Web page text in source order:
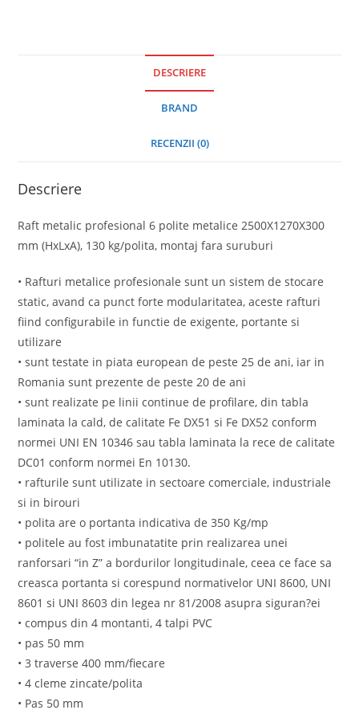
DESCRIERE
BRAND
RECENZII (0)
Descriere
Raft metalic profesional 6 polite metalice 2500X1270X300
mm (HxLxA), 130 kg/polita, montaj fara suruburi
• Rafturi metalice profesionale sunt un sistem de stocare
static, avand ca punct forte modularitatea, aceste rafturi
fiind configurabile in functie de exigente, portante si
utilizare
• sunt testate in piata european de peste 25 de ani, iar in
Romania sunt prezente de peste 20 de ani
• sunt realizate pe linii continue de profilare, din tabla
laminata la cald, de calitate Fe DX51 si Fe DX52 conform
normei UNI EN 10346 sau tabla laminata la rece de calitate
DC01 conform normei En 10130.
• rafturile sunt utilizate in sectoare comerciale, industriale
si in birouri
• polita are o portanta indicativa de 350 Kg/mp
• politele au fost imbunatatite prin realizarea unei
ranforsari “in Z” a bordurilor longitudinale, ceea ce face sa
creasca portanta si corespund normativelor UNI 8600, UNI
8601 si UNI 8603 din legea nr 81/2008 asupra siguran?ei
• compus din 4 montanti, 4 talpi PVC
• pas 50 mm
• 3 traverse 400 mm/fiecare
• 4 cleme zincate/polita
• Pas 50 mm